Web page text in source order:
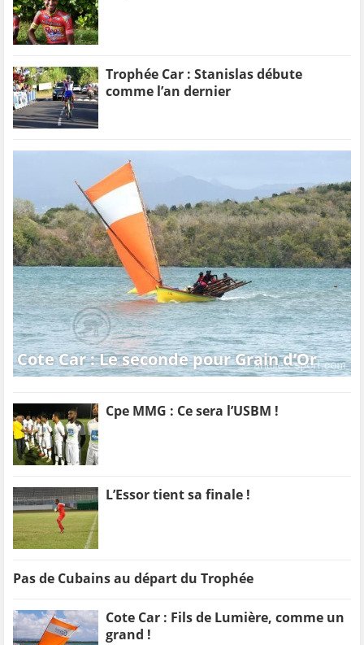
Trophée Car : Stanislas débute
comme l’an dernier
Cote Car : Le seconde pour Grain d’Or
Cpe MMG : Ce sera l’USBM !
L’Essor tient sa finale !
Pas de Cubains au départ du Trophée
Cote Car : Fils de Lumière, comme un
grand !